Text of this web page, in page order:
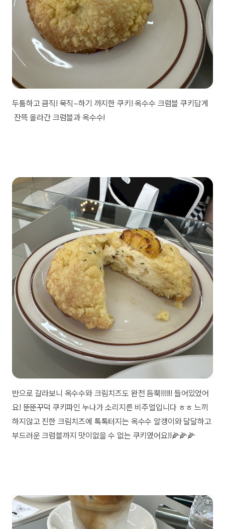
두툼하고 큼직! 묵직~하기 까지한 쿠키! 옥수수 크럼블 쿠키답게
잔뜩 올라간 크럼블과 옥수수!
반으로 갈라보니 옥수수와 크림치즈도 완전 듬뿍!!!!!! 들어있었어
요! 뚠뚠꾸덕 쿠키파인 누나가 소리지른 비주얼입니다 ㅎㅎ 느끼
하지않고 진한 크림치즈에 톡톡터지는 옥수수 알갱이와 달달하고
부드러운 크럼블까지 맛이없을 수 없는 쿠키였어요!!🌽🌽🌽